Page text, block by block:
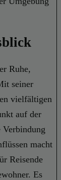
Ruhe,
seiner
vielfältigen
auf der
Verbindung
macht
Reisende
Es